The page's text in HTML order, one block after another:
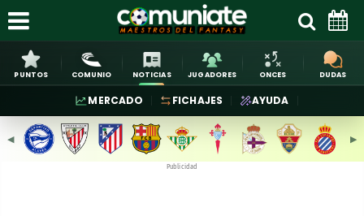
PUNTOS COMUNIO NOTICIAS JUGADORES ONCES DUDAS
MERCADO FICHAJES AYUDA
◀︎ ▶︎
Publicidad